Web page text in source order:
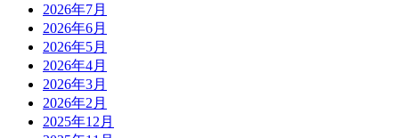
2026年7月
2026年6月
2026年5月
2026年4月
2026年3月
2026年2月
2025年12月